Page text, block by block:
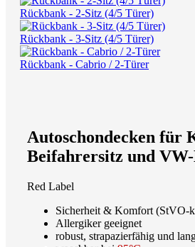
Rückbank - 2-Sitz (4/5 Türer)
Rückbank - 3-Sitz (4/5 Türer)
Rückbank - Cabrio / 2-Türer
Autoschondecken für
Beifahrersitz und
Red Label
Sicherheit & Komfort (StVO-
Allergiker geeignet
robust, strapazierfähig und